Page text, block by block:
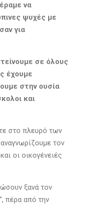
να
ψυχές με
για
σε όλους
έχουμε
στην ουσία
και
στο πλευρό των
τον
οι οικογένειές
ξανά τον
πέρα από την